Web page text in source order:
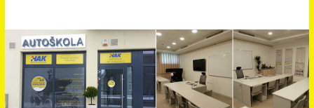
Članovi Nadzornog odbora Autokluba "Varaždin":
Vlatka Ostrognaj, mag.iur. – Predsjednica
Nadzornog odbora
Marijan Hanžek – član